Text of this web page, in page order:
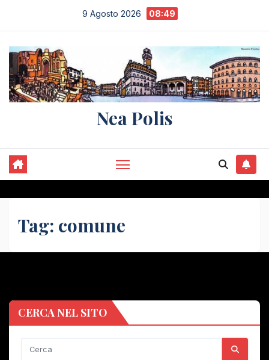
contenuto
9 Agosto 2026 08:49
Nea Polis
Tag: comune
CERCA NEL SITO